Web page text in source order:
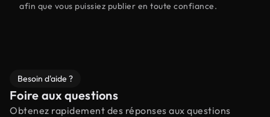
afin que vous puissiez publier en toute confiance.
Besoin d'aide ?
Foire aux questions
Obtenez rapidement des réponses aux questions